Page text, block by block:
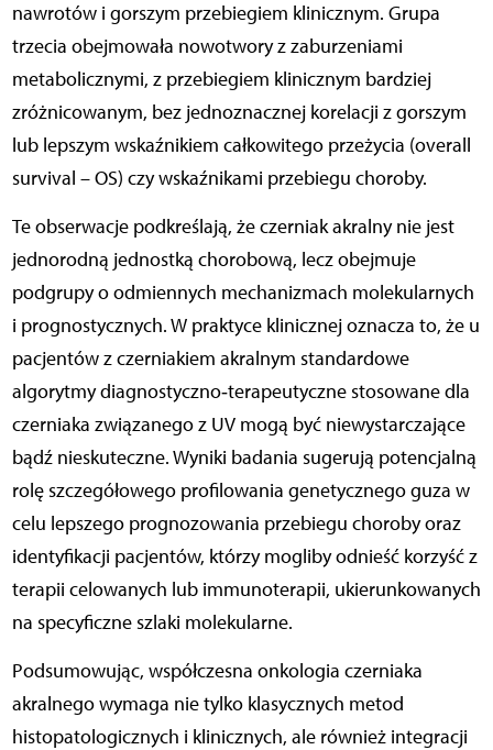
nawrotów i gorszym przebiegiem klinicznym. Grupa
trzecia obejmowała nowotwory z zaburzeniami
metabolicznymi, z przebiegiem klinicznym bardziej
zróżnicowanym, bez jednoznacznej korelacji z gorszym
lub lepszym wskaźnikiem całkowitego przeżycia (overall
survival – OS) czy wskaźnikami przebiegu choroby.
Te obserwacje podkreślają, że czerniak akralny nie jest
jednorodną jednostką chorobową, lecz obejmuje
podgrupy o odmiennych mechanizmach molekularnych
i prognostycznych. W praktyce klinicznej oznacza to, że u
pacjentów z czerniakiem akralnym standardowe
algorytmy diagnostyczno‑terapeutyczne stosowane dla
czerniaka związanego z UV mogą być niewystarczające
bądź nieskuteczne. Wyniki badania sugerują potencjalną
rolę szczegółowego profilowania genetycznego guza w
celu lepszego prognozowania przebiegu choroby oraz
identyfikacji pacjentów, którzy mogliby odnieść korzyść z
terapii celowanych lub immunoterapii, ukierunkowanych
na specyficzne szlaki molekularne.
Podsumowując, współczesna onkologia czerniaka
akralnego wymaga nie tylko klasycznych metod
histopatologicznych i klinicznych, ale również integracji